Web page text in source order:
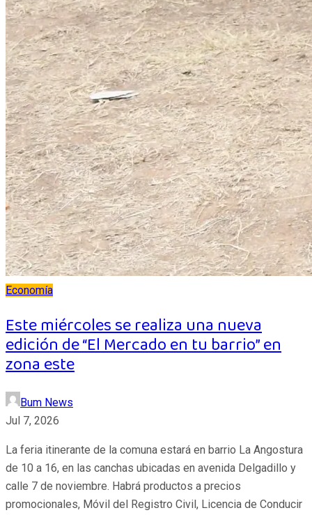
Economía
Este miércoles se realiza una nueva
edición de “El Mercado en tu barrio” en
zona este
Bum News
Jul 7, 2026
La feria itinerante de la comuna estará en barrio La Angostura
de 10 a 16, en las canchas ubicadas en avenida Delgadillo y
calle 7 de noviembre. Habrá productos a precios
promocionales, Móvil del Registro Civil, Licencia de Conducir